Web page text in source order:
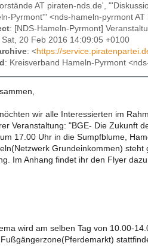
AT piraten-nds.de',
Pyrmont'" <nds-hameln-pyrmont
: [NDS-Hameln-Pyrmont]
Sat, 20 Feb 2016 14:09:05 +0100
: <https://
: Kreisverband Hameln-Pyrmont
wir alle Interessierten im
Veranstaltung: "BGE- Die Zukunft
17.00 Uhr in die Sumpfblume,
Grundeinkommen)
Im Anhang findet ihr den Flyer
wird am selben Tag von 10.00-